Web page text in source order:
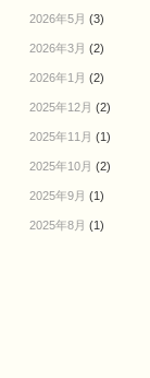
2026年5月 (3)
2026年3月 (2)
2026年1月 (2)
2025年12月 (2)
2025年11月 (1)
2025年10月 (2)
2025年9月 (1)
2025年8月 (1)